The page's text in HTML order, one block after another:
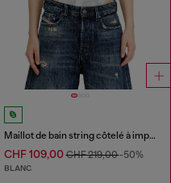
Maillot de bain string côtelé à imprimé camouflage
CHF 109,00CHF 219,00-50%
BLANC